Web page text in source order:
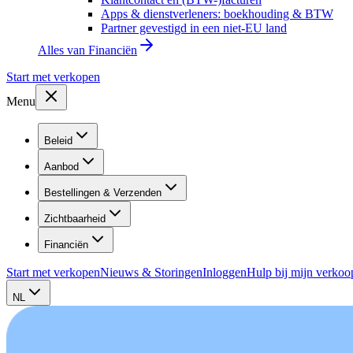
Apps & dienstverleners: boekhouding & BTW
Partner gevestigd in een niet-EU land
Alles van Financiën
Start met verkopen
Menu
Beleid
Aanbod
Bestellingen & Verzenden
Zichtbaarheid
Financiën
Start met verkopenNieuws & StoringenInloggenHulp bij mijn
NL